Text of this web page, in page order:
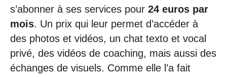
s’abonner à ses services pour 24 euros par
mois. Un prix qui leur permet d’accéder à
des photos et vidéos, un chat texto et vocal
privé, des vidéos de coaching, mais aussi des
échanges de visuels. Comme elle l’a fait